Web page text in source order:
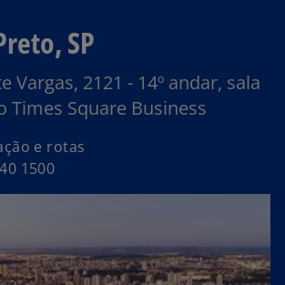
SP
Vargas, 2121 - 14º andar, sala
Times Square Business
e rotas
1500